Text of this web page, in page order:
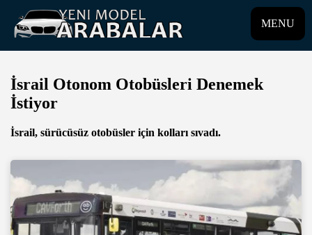
MENU
İsrail Otonom Otobüsleri Denemek
İstiyor
İsrail, sürücüsüz otobüsler için kolları sıvadı.